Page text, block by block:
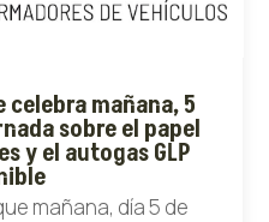
mañana, 5
sobre el papel
y el autogas GLP
mañana, día 5 de